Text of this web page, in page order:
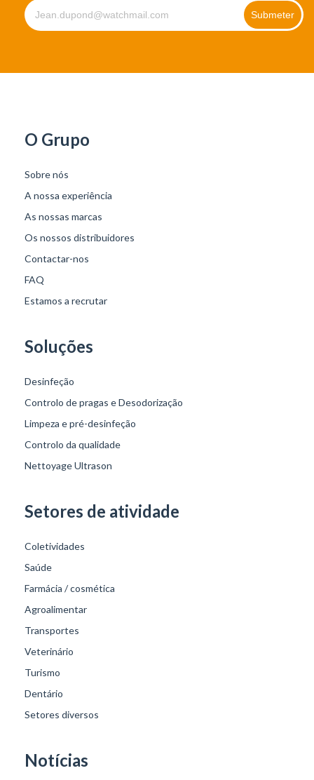
O Grupo
Sobre nós
A nossa experiência
As nossas marcas
Os nossos distribuidores
Contactar-nos
FAQ
Estamos a recrutar
Soluções
Desinfeção
Controlo de pragas e Desodorização
Limpeza e pré-desinfeção
Controlo da qualidade
Nettoyage Ultrason
Setores de atividade
Coletividades
Saúde
Farmácia / cosmética
Agroalimentar
Transportes
Veterinário
Turismo
Dentário
Setores diversos
Notícias